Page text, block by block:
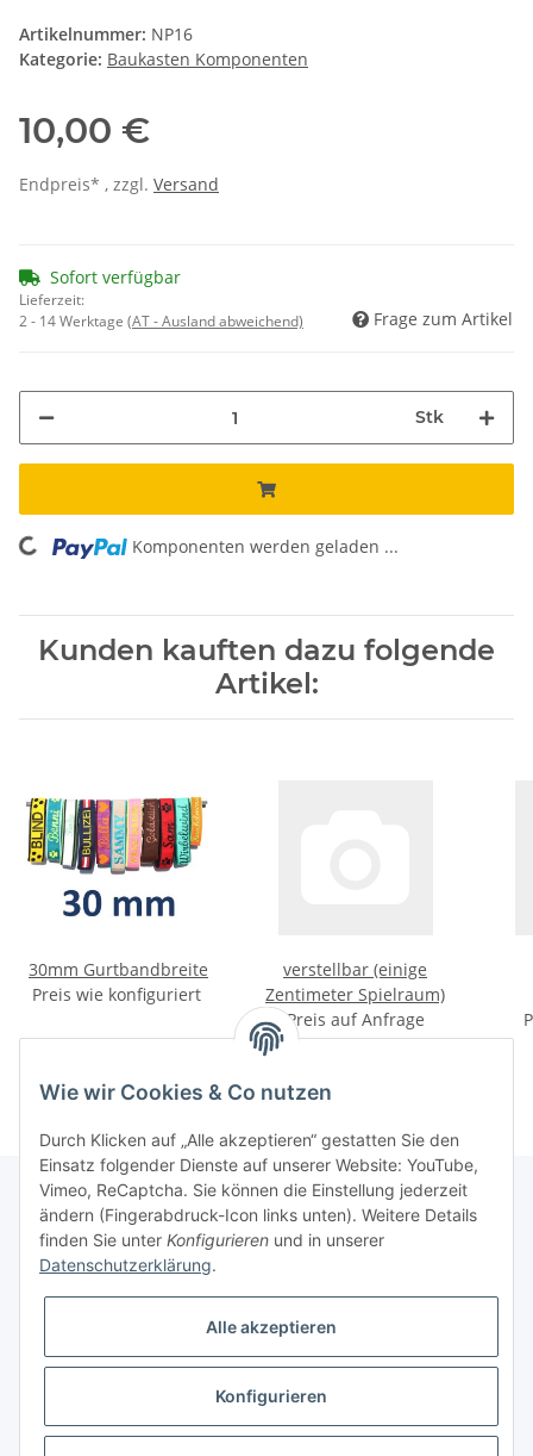
Artikelnummer: NP16
Kategorie: Baukasten Komponenten
10,00 €
Endpreis* , zzgl. Versand
Sofort verfügbar
Lieferzeit:
2 - 14 Werktage (AT - Ausland abweichend) Frage zum Artikel
Stk
Loading... Komponenten werden geladen ...
Kunden kauften dazu folgende
Artikel:
30mm Gurtbandbreite
Preis wie konfiguriert
verstellbar (einige
Zentimeter Spielraum)
Preis auf Anfrage
Informationen
Galerie
* Keine Ausweisung der Mehrwertsteuer gemäß Klein-Unternehmer-Regelung.,
Wie wir Cookies & Co nutzen
Durch Klicken auf „Alle akzeptieren“ gestatten Sie den
Einsatz folgender Dienste auf unserer Website: YouTube,
Vimeo, ReCaptcha. Sie können die Einstellung jederzeit
ändern (Fingerabdruck-Icon links unten). Weitere Details
finden Sie unter Konfigurieren und in unserer
Datenschutzerklärung.
Alle akzeptieren
Konfigurieren